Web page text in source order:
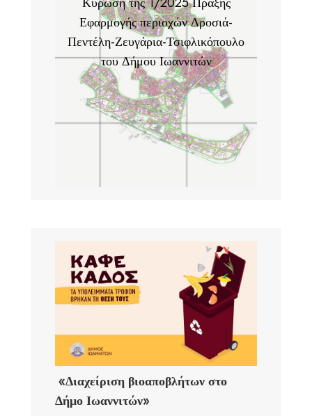
Εφαρμογής περιοχών Δροσιά-
Πεντέλη-Ζευγάρια-Τσιφλικόπουλο
του Δήμου Ιωαννιτών
«Διαχείριση βιοαποβλήτων στο
Δήμο Ιωαννιτών»